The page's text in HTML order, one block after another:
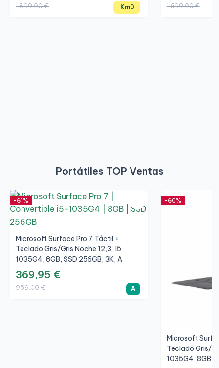
1.899,00 € Km0 1.699,00 €
Portátiles TOP Ventas
-61%
Microsoft Surface Pro 7 Táctil +
Teclado Gris/Gris Noche 12,3" I5
1035G4, 8GB, SSD 256GB, 3K, A
369,95 €
959,00 € A
-60%
Microsoft
Teclado Gris/
1035G4, 8GB,